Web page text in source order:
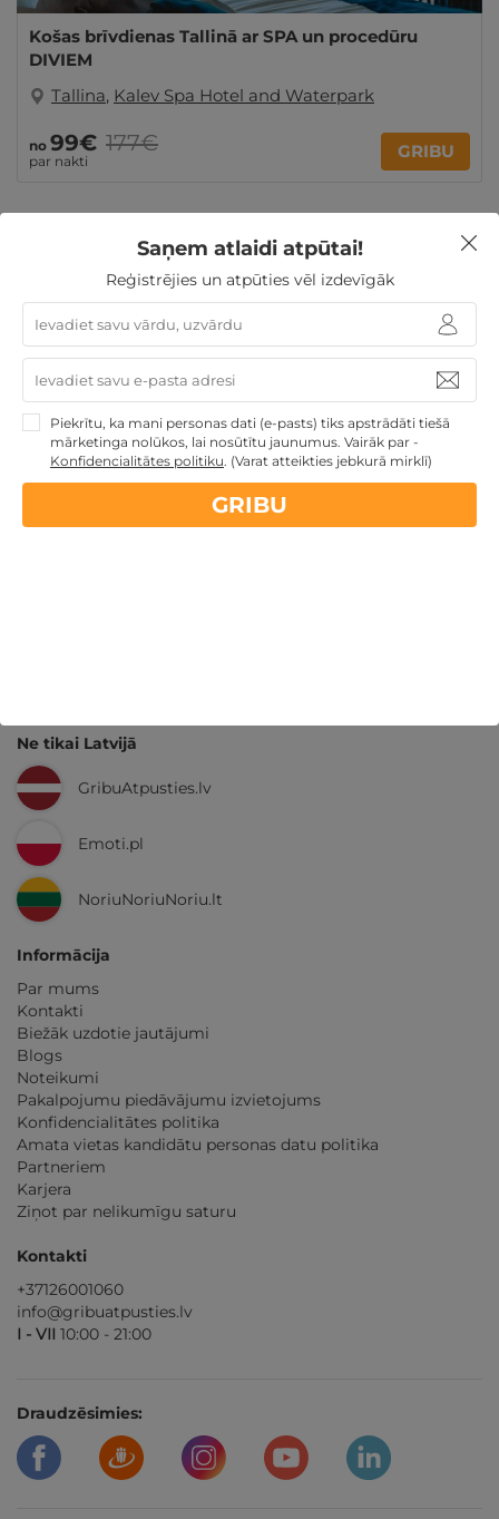
Košas brīvdienas Tallinā ar SPA un procedūru
DIVIEM
Tallina, Kalev Spa Hotel and Waterpark
no 99€
par nakti
177€ GRIBU
Ziemassvētku dāvanas Skolēnu brīvlaikam
maija brīvdienās
Derīgs arī VASARĀ
Dāvanu idejas
Atpūta ar akvaparku
Veselības atpūta - sanatorijas,
SPA viesnīcas
Dāvanas ar nakšņošanu
TOP pirktākās
dāvanas
Dāvanas ģimenei Ģimenes atpūta
Nekādasapkalpošanas un administrācijasmaksas
14 dienunaudas atmaksas garantija
Ne tikai Latvijā
GribuAtpusties.lv
Emoti.pl
NoriuNoriuNoriu.lt
Informācija
Par mums
Kontakti
Biežāk uzdotie jautājumi
Blogs
Noteikumi
Pakalpojumu piedāvājumu izvietojums
Konfidencialitātes politika
Amata vietas kandidātu personas datu politika
Partneriem
Karjera
Ziņot par nelikumīgu saturu
Kontakti
+37126001060
info@gribuatpusties.lv
I - VII 10:00 - 21:00
Draudzēsimies:
Saņem atlaidi atpūtai!
Reģistrējies un atpūties vēl izdevīgāk
Piekrītu, ka mani personas dati (e-pasts) tiks apstrādāti tiešā
mārketinga nolūkos, lai nosūtītu jaunumus. Vairāk par -
Konfidencialitātes politiku. (Varat atteikties jebkurā mirklī)
GRIBU